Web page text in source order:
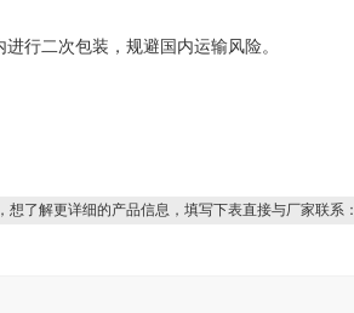
行二次包装，规避国内运输风险。
想了解更详细的产品信息，填写下表直接与厂家联系：